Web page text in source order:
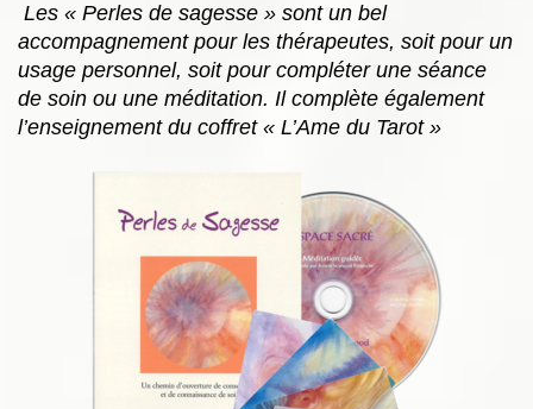
Les « Perles de sagesse » sont un bel
accompagnement pour les thérapeutes, soit pour un
usage personnel, soit pour compléter une séance
de soin ou une méditation. Il complète également
l’enseignement du coffret « L’Ame du Tarot »